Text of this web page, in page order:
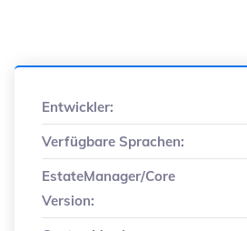
Entwickler:
Verfügbare Sprachen:
EstateManager/Core
Version: